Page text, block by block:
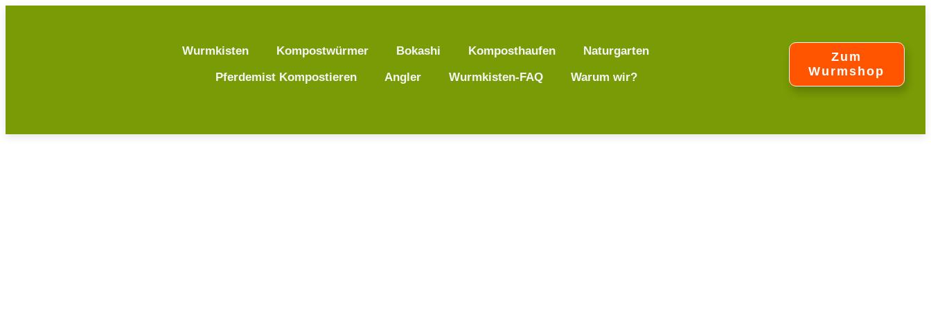
Wurmkisten Kompostwürmer Bokashi Komposthaufen
Naturgarten
Pferdemist Kompostieren
Angler Wurmkisten-FAQ Warum wir?
Zum
Wurmshop